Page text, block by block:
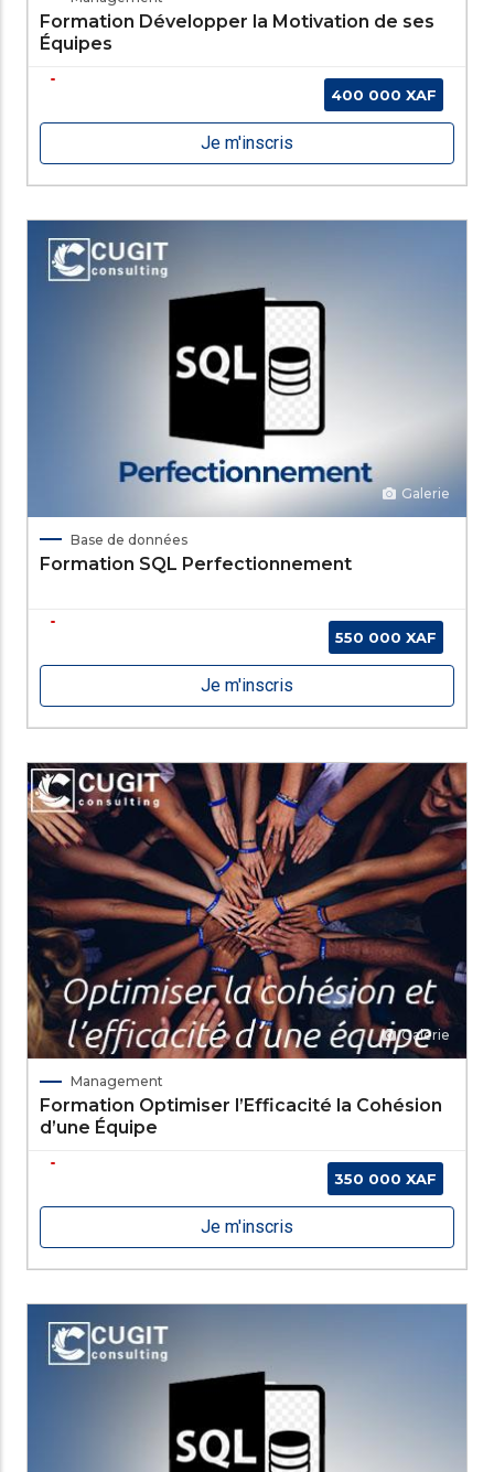
Formation Développer la Motivation de ses
Équipes
400 000 XAF
Je m'inscris
Galerie
Base de données
Formation SQL Perfectionnement
550 000 XAF
Je m'inscris
Galerie
Management
Formation Optimiser l’Efficacité la Cohésion
d’une Équipe
350 000 XAF
Je m'inscris